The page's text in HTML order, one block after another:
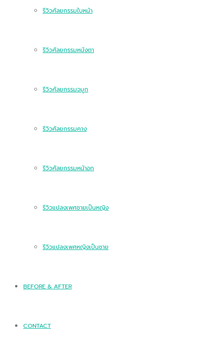
รีวิวศัลยกรรมใบหน้า
รีวิวศัลยกรรมหนังตา
รีวิวศัลยกรรมจมูก
รีวิวศัลยกรรมคาง
รีวิวศัลยกรรมหน้าอก
รีวิวแปลงเพศชายเป็นหญิง
รีวิวแปลงเพศหญิงเป็นชาย
BEFORE & AFTER
CONTACT